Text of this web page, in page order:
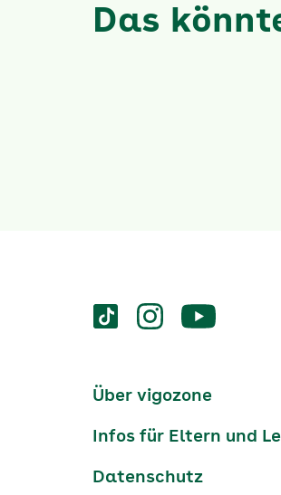
Das
ServicesSocial-
vigozone.de
vigozone.devigozone.de
Services-
Über vigozone
Infos für Eltern und
Datenschutz